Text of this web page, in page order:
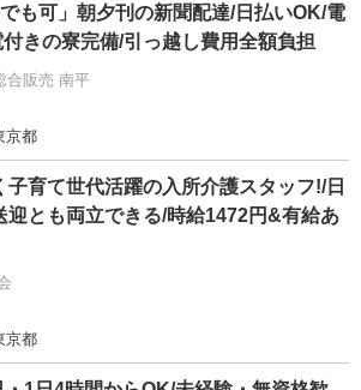
も可」朝夕刊の新聞配達/日払いOK/電
きの寮完備/引っ越し費用全額負担
合販売 南平
京都
育て世代活躍の入所介護スタッフ!/日
迎とも両立できる/時給1472円&有給あ
京都